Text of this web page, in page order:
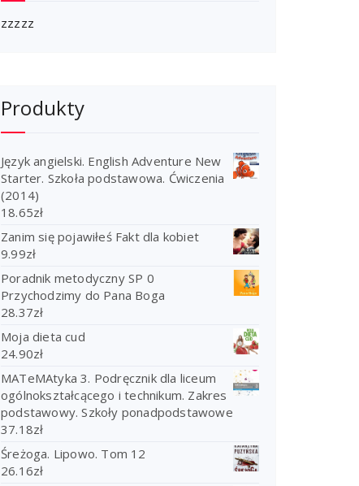
zzzzz
Produkty
Język angielski. English Adventure New
Starter. Szkoła podstawowa. Ćwiczenia
(2014)
18.65zł
Zanim się pojawiłeś Fakt dla kobiet
9.99zł
Poradnik metodyczny SP 0
Przychodzimy do Pana Boga
28.37zł
Moja dieta cud
24.90zł
MATeMAtyka 3. Podręcznik dla liceum
ogólnokształcącego i technikum. Zakres
podstawowy. Szkoły ponadpodstawowe
37.18zł
Śreżoga. Lipowo. Tom 12
26.16zł